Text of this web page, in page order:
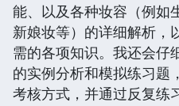
能、以及各种妆容（例如
新娘妆等）的详细解析，
需的各项知识。我还会仔
的实例分析和模拟练习题
考核方式，并通过反复练